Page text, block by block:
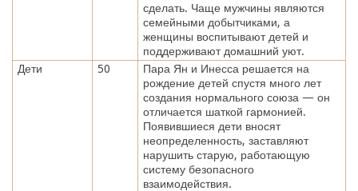
сделать. Чаще мужчины являются
семейными добытчиками, а
женщины воспитывают детей и
поддерживают домашний уют.
Дети
50
Пара Ян и Инесса решается на
рождение детей спустя много лет
создания нормального союза — он
отличается шаткой гармонией.
Появившиеся дети вносят
неопределенность, заставляют
нарушить старую, работающую
систему безопасного
взаимодействия.